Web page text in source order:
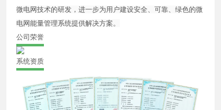
微电网技术的研发，进一步为用户建设安全、可靠、绿色的微
电网能量管理系统提供解决方案。
公司荣誉
系统资质